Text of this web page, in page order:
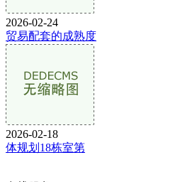
2026-02-24
贸易配套的成熟度
2026-02-18
体规划18栋室第